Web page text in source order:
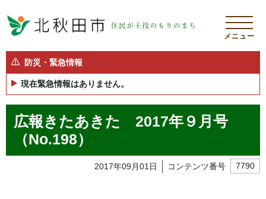
メニュー
防災・緊急情報
現在緊急情報はありません。
広報きたあきた 2017年９月号
（No.198）
2017年09月01日 コンテンツ番号 7790